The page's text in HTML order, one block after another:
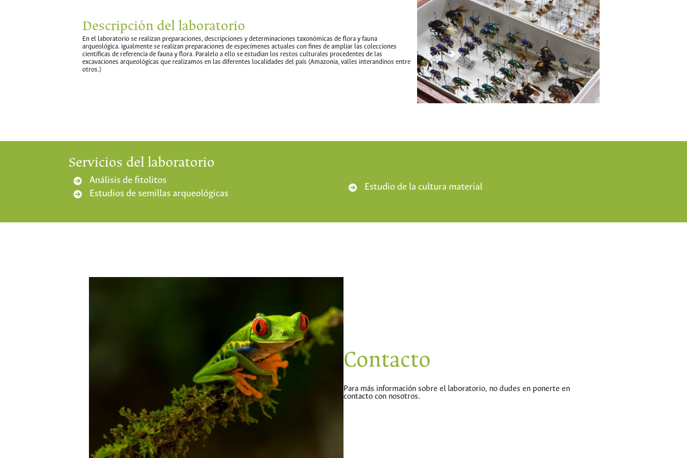
Descripción del laboratorio
En el laboratorio se realizan preparaciones, descripciones y determinaciones taxonómicas de flora y fauna
arqueológica. igualmente se realizan preparaciones de especímenes actuales con fines de ampliar las colecciones
científicas de referencia de fauna y flora. Paralelo a ello se estudian los restos culturales procedentes de las
excavaciones arqueológicas que realizamos en las diferentes localidades del país (Amazonia, valles interandinos entre
otros.)
Servicios del laboratorio
Análisis de fitolitos
Estudios de semillas arqueológicas
Estudio de la cultura material
Contacto
Para más información sobre el laboratorio, no dudes en ponerte en
contacto con nosotros.